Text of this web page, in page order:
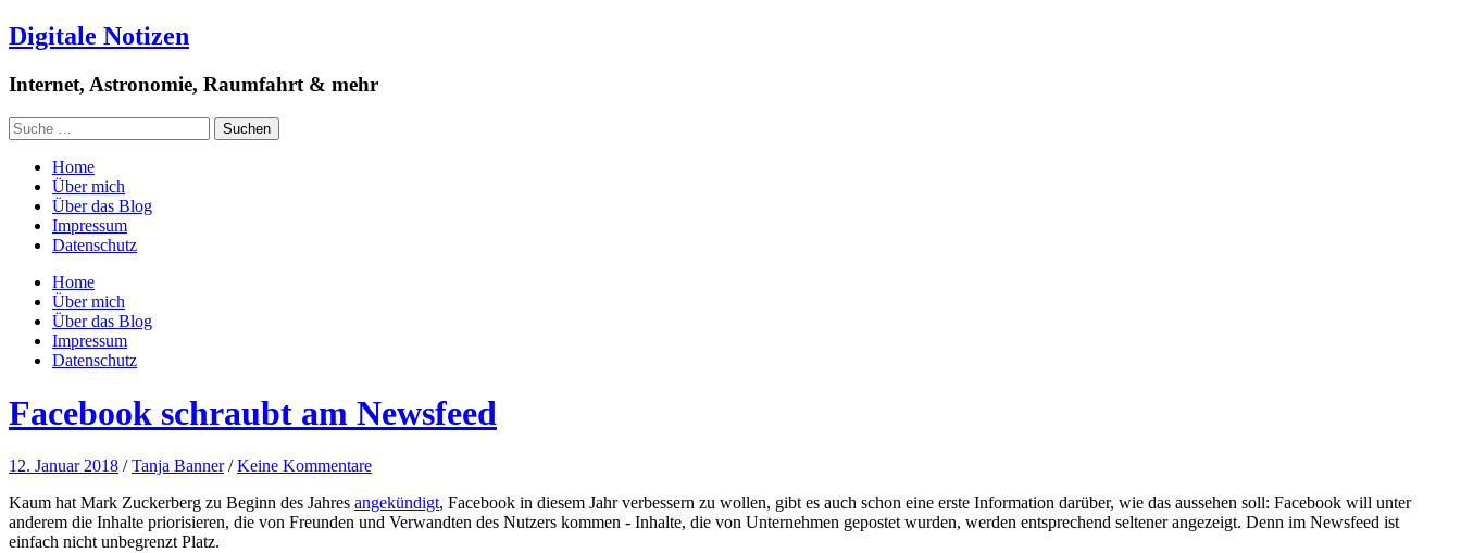
Digitale Notizen
Internet, Astronomie, Raumfahrt & mehr
Home
Über mich
Über das Blog
Impressum
Datenschutz
Home
Über mich
Über das Blog
Impressum
Datenschutz
Facebook schraubt am Newsfeed
12. Januar 2018 /Tanja Banner /Keine Kommentare
Kaum hat Mark Zuckerberg zu Beginn des Jahres angekündigt, Facebook in diesem Jahr verbessern zu wollen, gibt es auch schon eine erste Information darüber, wie das aussehen soll: Facebook will unter
anderem die Inhalte priorisieren, die von Freunden und Verwandten des Nutzers kommen - Inhalte, die von Unternehmen gepostet wurden, werden entsprechend seltener angezeigt. Denn im Newsfeed ist
einfach nicht unbegrenzt Platz.